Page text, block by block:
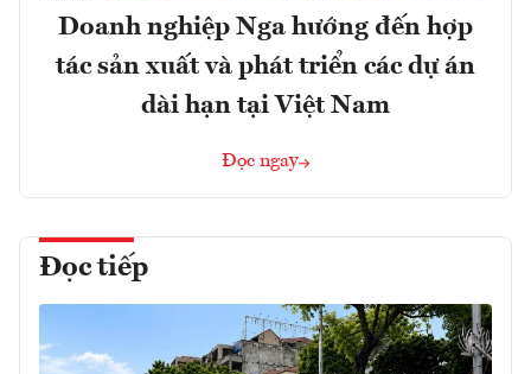
Doanh nghiệp Nga hướng đến hợp
tác sản xuất và phát triển các dự án
dài hạn tại Việt Nam
Đọc ngay
Đọc tiếp